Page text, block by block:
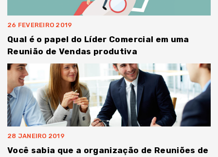
26 FEVEREIRO 2019
Qual é o papel do Líder Comercial em uma
Reunião de Vendas produtiva
28 JANEIRO 2019
Você sabia que a organização de Reuniões de